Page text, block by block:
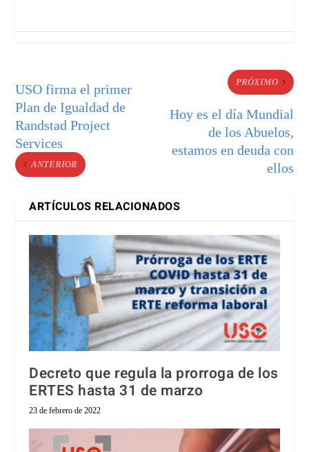
USO firma el primer
Plan de Igualdad de
Randstad Project
Services
ANTERIOR
PRÓXIMO
Hoy es el día Mundial
de los Abuelos,
estamos en deuda con
ellos
ARTÍCULOS RELACIONADOS
Decreto que regula la prorroga de los
ERTES hasta 31 de marzo
23 de febrero de 2022